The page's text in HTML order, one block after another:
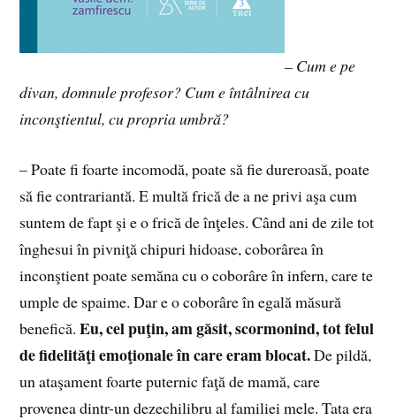
– Cum e pe
divan, domnule profesor? Cum e întâlnirea cu
inconştientul, cu propria umbră?
– Poate fi foarte incomodă, poate să fie dureroasă, poate
să fie contrariantă. E multă frică de a ne privi aşa cum
suntem de fapt şi e o frică de înţeles. Când ani de zile tot
înghesui în pivniţă chipuri hidoase, cobo­râ­rea în
inconştient poate semăna cu o coborâre în in­fern, care te
umple de spaime. Dar e o coborâre în ega­lă măsură
benefică.Eu, cel puţin, am găsit, scormo­nind, tot felul
de fidelităţi emoţionale în care eram blocat.De pildă,
un ataşament foarte puternic faţă de mamă, care
provenea dintr-un dezechilibru al familiei mele. Tata era